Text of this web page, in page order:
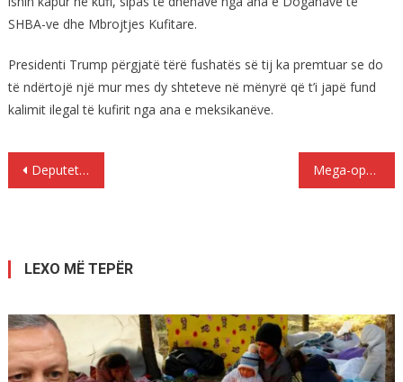
SHBA-ve dhe Mbrojtjes Kufitare.
Presidenti Trump përgjatë tërë fushatës së tij ka premtuar se do
të ndërtojë një mur mes dy shteteve në mënyrë që t’i japë fund
kalimit ilegal të kufirit nga ana e meksikanëve.
Lëvizje
Deputeti i Ramës: Zgjedhjet pa opozitën sjellin mungesë alternative Mega-operacion antidrogë në Romë, 267 të arrestuar, mes tyre edhe shqiptarë
LEXO MË TEPËR